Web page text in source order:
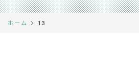
ホーム 13